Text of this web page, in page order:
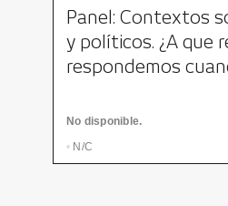
Panel: Contextos
y políticos. ¿A que
respondemos
León?
No disponible.
• N/C